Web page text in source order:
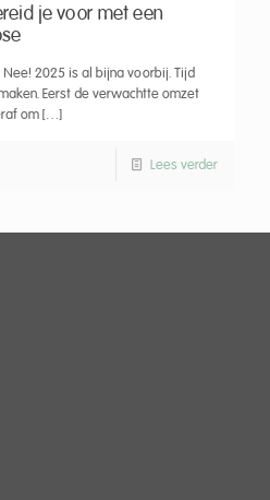
je voor met een
2025 is al bijna voorbij. Tijd
Eerst de verwachtte omzet
om […]
Lees verder